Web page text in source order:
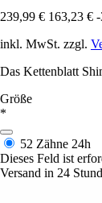
239,99 € 163,23 €
inkl. MwSt. zzgl.
Das Kettenblatt
Größe
*
52 Zähne 24h
Dieses Feld ist
Versand in 24